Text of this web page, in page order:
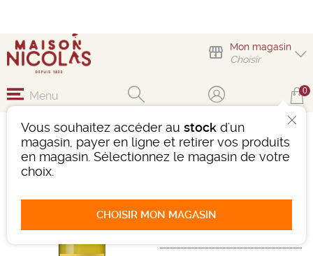
Mon magasin
Choisir
Vous souhaitez accéder au stock d'un
magasin, payer en ligne et retirer vos produits
en magasin. Sélectionnez le magasin de votre
choix.
CHOISIR MON MAGASIN
Menu 0
MARSANNE PREMIERE
NOTE